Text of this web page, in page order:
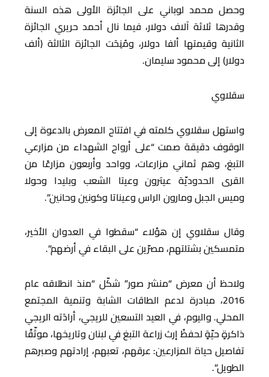
وحصل محمد لوباني على الجائزة الأولى هذه السنة
وقدرها ثلاثة آلاف دولار، فيما نال أحمد حريري الجائزة
الثانية وقيمتها ألفا دولار، ومُنِحَت الجائزة الثالثة (ألف
دولار) إلى محمود سليمان.
سقلاوي
واستهل سقلاوي كلمته في افتتاح المعرض بالدعوة إلى
الوقوف دقيقة صمت “على أرواح الشهداء من مزارعي
التبغ، وهم ثماني مزارعات، وواحد وأربعون مزارعًا من
القرى الحدوديّة عيترون وعيتا الشعب وبليدا وحولا
وميس الجبل ومارون الراس وعيناتا وكونين وحانين”.
وقال سقلاوي إن هؤلاء “سقطوا في العدوان الأخير،
متمسكين بشتلتهم، مصرّين على البقاء في أرضهم”.
ولاحظ أن معرض “منشر صور” شكّل “منذ انطلاقه عام
2016، مبادرة لدعم الطاقات الشابة وتنمية المجتمع
المحلي. واليوم، في العيد التسعين للريجي، أرادَته الريجي
ذاكرةٍ حيّةٍ لحفظُ إرث زراعة التبغ في لبنان وتاريخها، موثّقًا
تفاصيل حياة المزارعين: عرقهم، تعبهم، إرادتهم وصبرهم
الطويل”.